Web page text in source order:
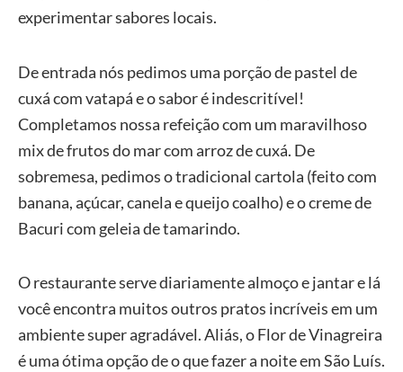
experimentar sabores locais.
De entrada nós pedimos uma porção de pastel de
cuxá com vatapá e o sabor é indescritível!
Completamos nossa refeição com um maravilhoso
mix de frutos do mar com arroz de cuxá. De
sobremesa, pedimos o tradicional cartola (feito com
banana, açúcar, canela e queijo coalho) e o creme de
Bacuri com geleia de tamarindo.
O restaurante serve diariamente almoço e jantar e lá
você encontra muitos outros pratos incríveis em um
ambiente super agradável. Aliás, o Flor de Vinagreira
é uma ótima opção de o que fazer a noite em São Luís.